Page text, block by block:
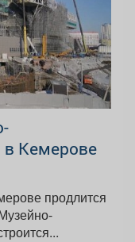
в Кемерове
продлится